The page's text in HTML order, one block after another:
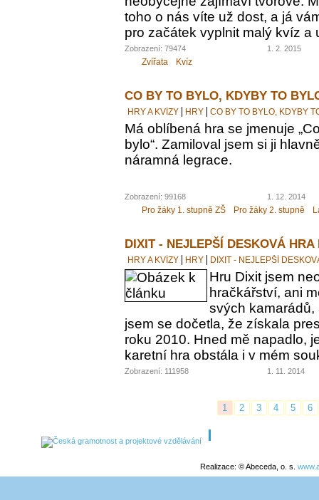
toho o nás víte už dost, a já
pro začátek vyplnit malý kvíz a
Zobrazení: 79474 1. 2. 2015
Zvířata Kvíz
CO BY TO BYLO, KDYBY TO
HRY A KVÍZY HRY CO BY TO BYLO, KDYBY
Má oblíbená hra se jmenuje
bylo“. Zamiloval jsem si ji
náramná legrace.
Zobrazení: 99168 1. 12. 2014
Pro žáky 1. stupně ZŠ Pro žáky 2. stupně
DIXIT - NEJLEPŠÍ DESKOVÁ HRA
HRY A KVÍZY HRY DIXIT - NEJLEPŠÍ
Hru Dixit jsem
hračkářství, ani
svých kamarádů,
jsem se dočetla, že získala
roku 2010. Hned mě napadlo,
karetní hra obstála i v mém
Zobrazení: 111958 1. 11. 2014
1 2 3 4 5 6
Realizace: © Abeceda, o. s.